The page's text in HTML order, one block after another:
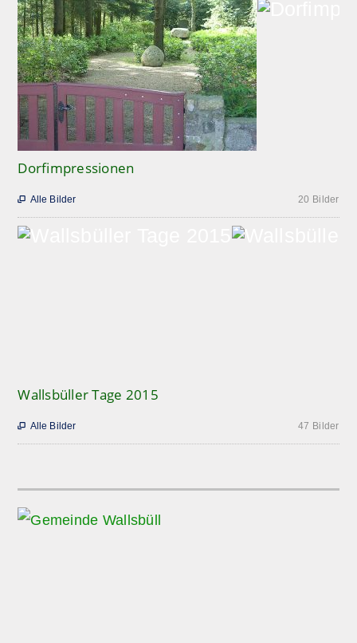
Dorfimpressionen
20 Bilder
 Alle Bilder
Wallsbüller Tage 2015
47 Bilder
 Alle Bilder